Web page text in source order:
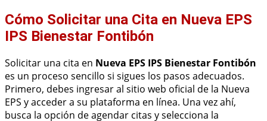
Cómo Solicitar una Cita en Nueva EPS
IPS Bienestar Fontibón
Solicitar una cita en Nueva EPS IPS Bienestar Fontibón
es un proceso sencillo si sigues los pasos adecuados.
Primero, debes ingresar al sitio web oficial de la Nueva
EPS y acceder a su plataforma en línea. Una vez ahí,
busca la opción de agendar citas y selecciona la